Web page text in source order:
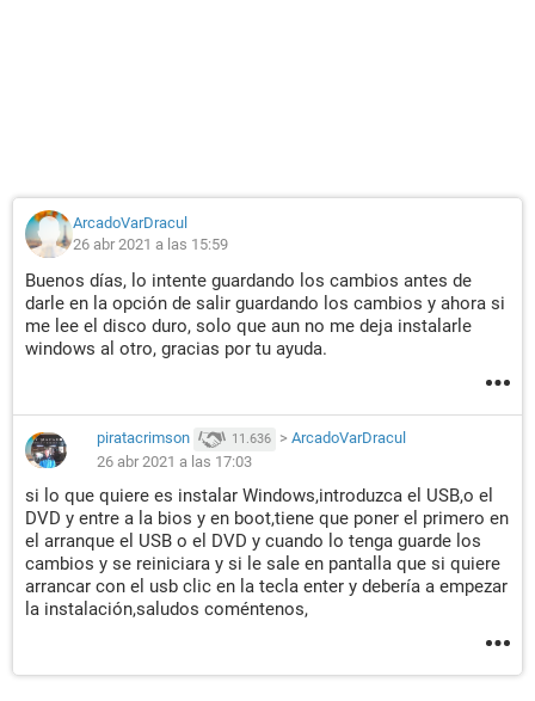
ArcadoVarDracul
26 abr 2021 a las 15:59
Buenos días, lo intente guardando los cambios antes de
darle en la opción de salir guardando los cambios y ahora si
me lee el disco duro, solo que aun no me deja instalarle
windows al otro, gracias por tu ayuda.
piratacrimson 11.636 > ArcadoVarDracul
26 abr 2021 a las 17:03
si lo que quiere es instalar Windows,introduzca el USB,o el
DVD y entre a la bios y en boot,tiene que poner el primero en
el arranque el USB o el DVD y cuando lo tenga guarde los
cambios y se reiniciara y si le sale en pantalla que si quiere
arrancar con el usb clic en la tecla enter y debería a empezar
la instalación,saludos coméntenos,